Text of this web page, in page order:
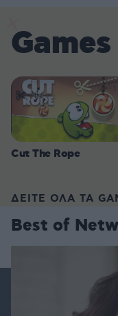
Games
Cut The Rope
ΔΕΙΤΕ ΟΛΑ ΤΑ
Best of